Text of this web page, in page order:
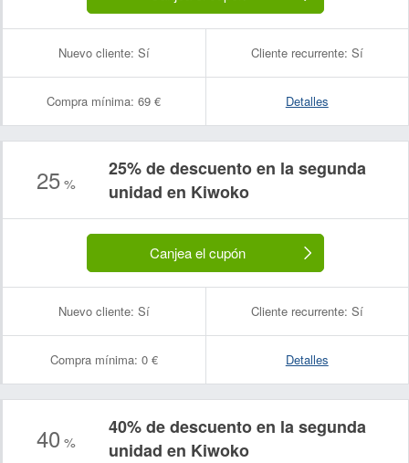
Nuevo cliente: Sí Cliente recurrente: Sí
Compra mínima: 69 € Detalles
25 %
25% de descuento en la segunda
unidad en Kiwoko
Canjea el cupón
Nuevo cliente: Sí Cliente recurrente: Sí
Compra mínima: 0 € Detalles
40 %
40% de descuento en la segunda
unidad en Kiwoko